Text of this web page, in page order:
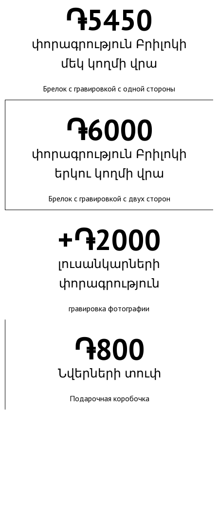
֏5450
փորագրություն Բրիլոկի
մեկ կողմի վրա
Брелок с гравировкой с одной стороны
֏6000
փորագրություն Բրիլոկի
երկու կողմի վրա
Брелок с гравировкой с двух сторон
+֏2000
լուսանկարների
փորագրություն
гравировка фотографии
֏800
Նվերների տուփ
Подарочная коробочка